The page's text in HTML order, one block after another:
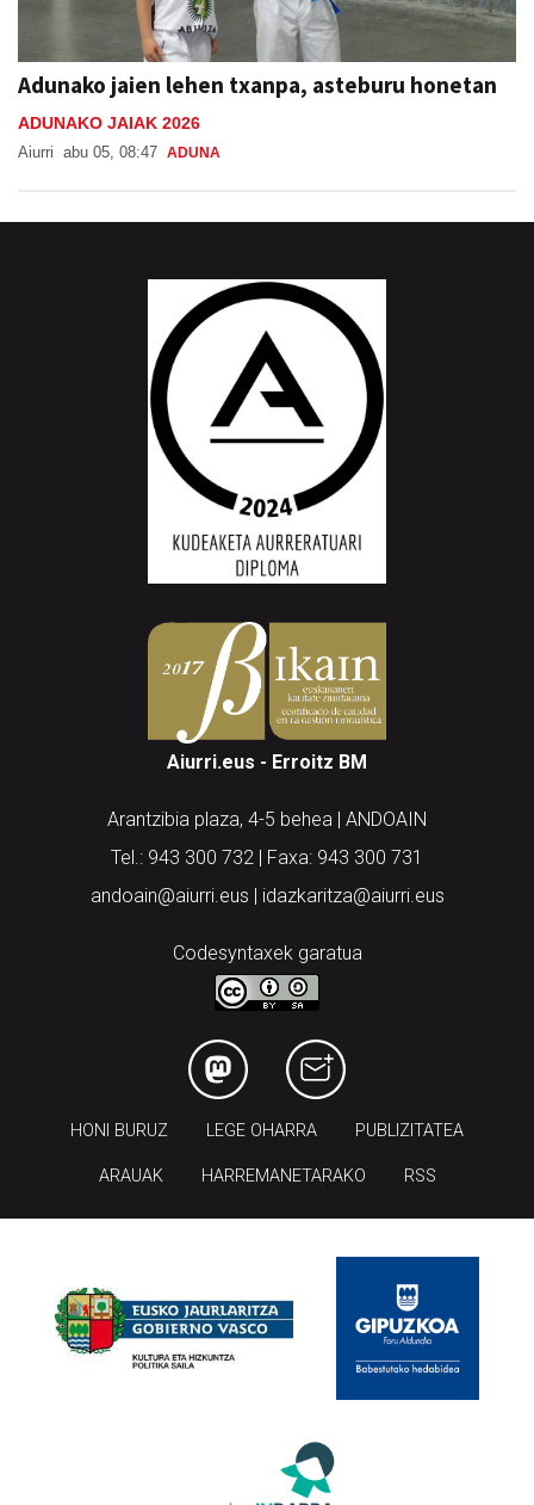
Adunako jaien lehen txanpa, asteburu honetan
ADUNAKO JAIAK 2026
Aiurri abu 05, 08:47 ADUNA
Aiurri.eus - Erroitz BM
Arantzibia plaza, 4-5 behea | ANDOAIN
Tel.: 943 300 732 | Faxa: 943 300 731
andoain@aiurri.eus | idazkaritza@aiurri.eus
Codesyntaxek garatua
HONI BURUZ LEGE OHARRA PUBLIZITATEA
ARAUAK HARREMANETARAKO RSS